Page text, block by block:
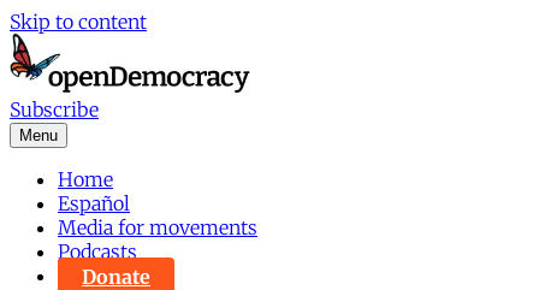
Skip to content
Subscribe
Menu
Home
Español
Media for movements
Podcasts
Donate